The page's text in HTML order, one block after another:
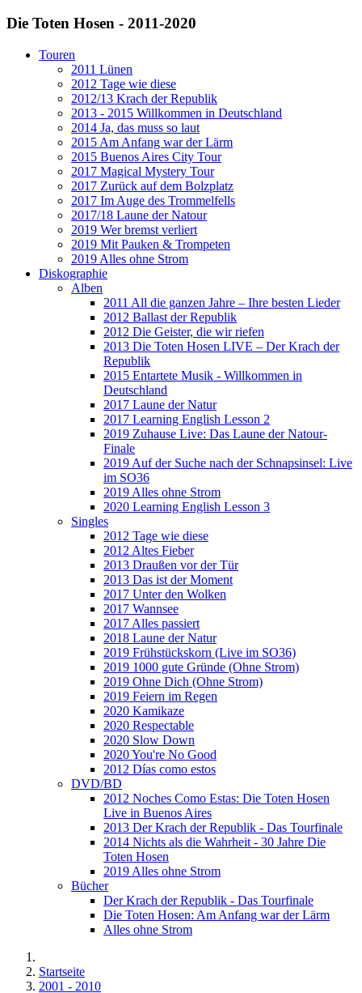
Die Toten Hosen - 2011-2020
Touren
2011 Lünen
2012 Tage wie diese
2012/13 Krach der Republik
2013 - 2015 Willkommen in Deutschland
2014 Ja, das muss so laut
2015 Am Anfang war der Lärm
2015 Buenos Aires City Tour
2017 Magical Mystery Tour
2017 Zurück auf dem Bolzplatz
2017 Im Auge des Trommelfells
2017/18 Laune der Natour
2019 Wer bremst verliert
2019 Mit Pauken & Trompeten
2019 Alles ohne Strom
Diskographie
Alben
2011 All die ganzen Jahre – Ihre besten Lieder
2012 Ballast der Republik
2012 Die Geister, die wir riefen
2013 Die Toten Hosen LIVE – Der Krach der
Republik
2015 Entartete Musik - Willkommen in
Deutschland
2017 Laune der Natur
2017 Learning English Lesson 2
2019 Zuhause Live: Das Laune der Natour-
Finale
2019 Auf der Suche nach der Schnapsinsel: Live
im SO36
2019 Alles ohne Strom
2020 Learning English Lesson 3
Singles
2012 Tage wie diese
2012 Altes Fieber
2013 Draußen vor der Tür
2013 Das ist der Moment
2017 Unter den Wolken
2017 Wannsee
2017 Alles passiert
2018 Laune der Natur
2019 Frühstückskorn (Live im SO36)
2019 1000 gute Gründe (Ohne Strom)
2019 Ohne Dich (Ohne Strom)
2019 Feiern im Regen
2020 Kamikaze
2020 Respectable
2020 Slow Down
2020 You're No Good
2012 Días como estos
DVD/BD
2012 Noches Como Estas: Die Toten Hosen
Live in Buenos Aires
2013 Der Krach der Republik - Das Tourfinale
2014 Nichts als die Wahrheit - 30 Jahre Die
Toten Hosen
2019 Alles ohne Strom
Bücher
Der Krach der Republik - Das Tourfinale
Die Toten Hosen: Am Anfang war der Lärm
Alles ohne Strom
Startseite
2001 - 2010